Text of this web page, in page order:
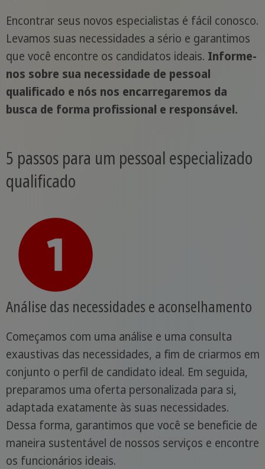
Encontrar seus novos especialistas é fácil conosco.
Levamos suas necessidades a sério e garantimos
que você encontre os candidatos ideais. Informe-
nos sobre sua necessidade de pessoal
qualificado e nós nos encarregaremos da
busca de forma profissional e responsável.
5 passos para um pessoal especializado
qualificado
Análise das necessidades e aconselhamento
Começamos com uma análise e uma consulta
exaustivas das necessidades, a fim de criarmos em
conjunto o perfil de candidato ideal. Em seguida,
preparamos uma oferta personalizada para si,
adaptada exatamente às suas necessidades.
Dessa forma, garantimos que você se beneficie de
maneira sustentável de nossos serviços e encontre
os funcionários ideais.